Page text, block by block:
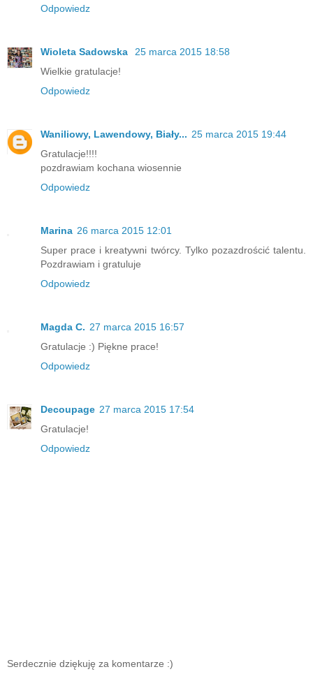
Odpowiedz
Wioleta Sadowska
25 marca 2015 18:58
Wielkie gratulacje!
Odpowiedz
Waniliowy, Lawendowy, Biały... 25 marca 2015 19:44
Gratulacje!!!!
pozdrawiam kochana wiosennie
Odpowiedz
Marina 26 marca 2015 12:01
Super prace i kreatywni twórcy. Tylko pozazdrościć talentu.
Pozdrawiam i gratuluje
Odpowiedz
Magda C. 27 marca 2015 16:57
Gratulacje :) Piękne prace!
Odpowiedz
Decoupage 27 marca 2015 17:54
Gratulacje!
Odpowiedz
Serdecznie dziękuję za komentarze :)